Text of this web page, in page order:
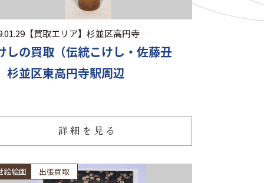
【買取エリア】 杉並区高円寺
しの買取（伝統こけし・佐藤丑
杉並区東高円寺駅周辺
詳細を見る
絵絵画 出張買取